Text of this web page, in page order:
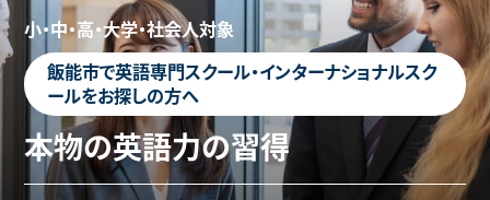
小・中・高・大学・社会人対象
飯能市で英語専門スクール・インターナショナルスク
ールをお探しの方へ
本物の英語力の習得